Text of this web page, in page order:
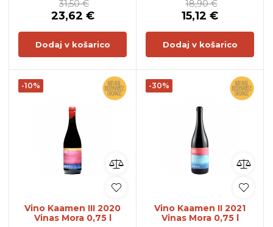
31,50 €
23,62 €
Dodaj v košarico
18,90 €
15,12 €
Dodaj v košarico
-10%
Vino Kaamen III 2020
Vinas Mora 0,75 l
-30%
Vino Kaamen II 2021
Vinas Mora 0,75 l